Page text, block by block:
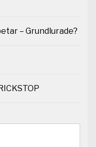
– Grundlurade?